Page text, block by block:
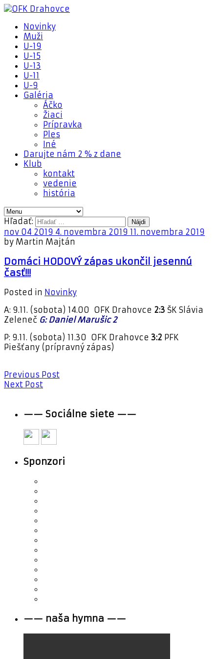
Novinky
Muži
U-19
U-15
U-13
U-11
U-9
Galéria
Áčko
Žiaci
Prípravka
Ples
Iné
Darujte nám 2 % z dane
Klub
kontakt
vedenie
história
Hľadať:
nov 04 2019 4. novembra 2019 11. novembra 2019
by Martin Majtán
Domáci HODOVÝ zápas ukončil jesennú
časť!!!
Posted in Novinky
A: 9.11. (sobota) 14.00 OFK Drahovce 2:3 ŠK Slávia
Zeleneč G: Daniel Marušic 2
P: 9.11. (sobota) 11.30 OFK Drahovce 3:2 PFK
Piešťany (prípravný zápas)
Previous Post
Next Post
—— Sociálne siete ——
Sponzori
—— naša hymna ——